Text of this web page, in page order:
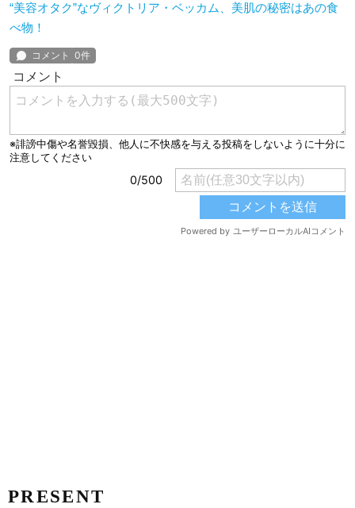
“美容オタク”なヴィクトリア・ベッカム、美肌の秘密はあの食
べ物！
PRESENT